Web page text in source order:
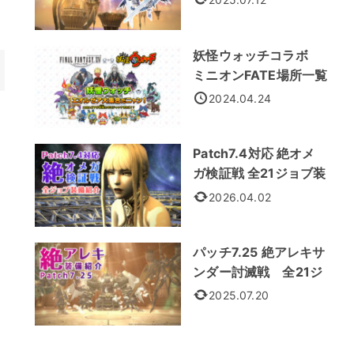
妖怪ウォッチコラボ
ミニオンFATE場所一覧
2024.04.24
Patch7.4対応 絶オメ
ガ検証戦 全21ジョブ装
備紹介
2026.04.02
パッチ7.25 絶アレキサ
ンダー討滅戦 全21ジ
ョブ装備
2025.07.20